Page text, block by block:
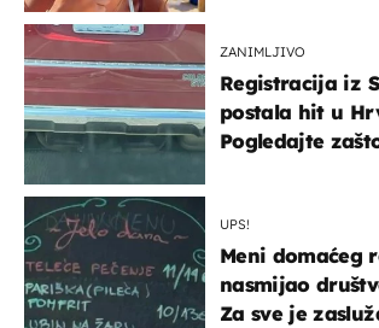
ZANIMLJIVO
Registracija iz
postala hit u
Pogledajte
UPS!
Meni domaćeg
nasmijao
Za sve je